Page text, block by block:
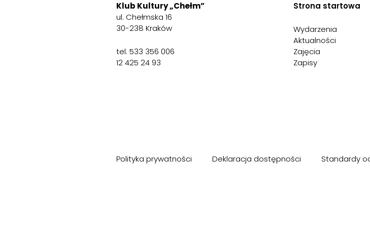
Klub Kultury „Chełm”
ul. Chełmska 16
30-238 Kraków
tel. 533 356 006
12 425 24 93
Strona startowa
Wydarzenia
Aktualności
Zajęcia
Zapisy
Polityka prywatności Deklaracja dostępności Standardy